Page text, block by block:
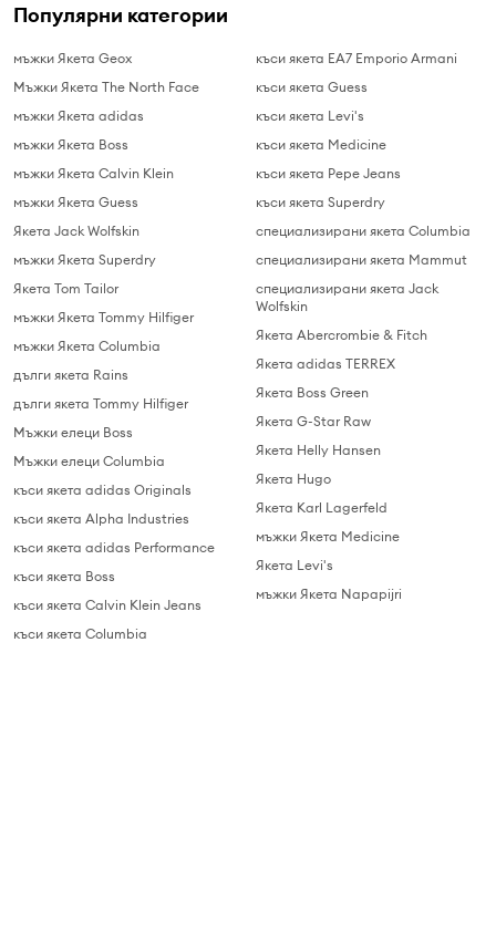
Популярни категории
мъжки Якета Geox
Мъжки Якета The North Face
мъжки Якета adidas
мъжки Якета Boss
мъжки Якета Calvin Klein
мъжки Якета Guess
Якета Jack Wolfskin
мъжки Якета Superdry
Якета Tom Tailor
мъжки Якета Tommy Hilfiger
мъжки Якета Columbia
дълги якета Rains
дълги якета Tommy Hilfiger
Мъжки елеци Boss
Мъжки елеци Columbia
къси якета adidas Originals
къси якета Alpha Industries
къси якета adidas Performance
къси якета Boss
къси якета Calvin Klein Jeans
къси якета Columbia
къси якета EA7 Emporio Armani
къси якета Guess
къси якета Levi's
къси якета Medicine
къси якета Pepe Jeans
къси якета Superdry
специализирани якета Columbia
специализирани якета Mammut
специализирани якета Jack
Wolfskin
Якета Abercrombie & Fitch
Якета adidas TERREX
Якета Boss Green
Якета G-Star Raw
Якета Helly Hansen
Якета Hugo
Якета Karl Lagerfeld
мъжки Якета Medicine
Якета Levi's
мъжки Якета Napapijri